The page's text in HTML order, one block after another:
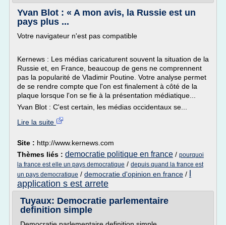
Yvan Blot : « A mon avis, la Russie est un
pays plus ...
Votre navigateur n'est pas compatible
Kernews : Les médias caricaturent souvent la situation de la
Russie et, en France, beaucoup de gens ne comprennent
pas la popularité de Vladimir Poutine. Votre analyse permet
de se rendre compte que l'on est finalement à côté de la
plaque lorsque l'on se fie à la présentation médiatique...
Yvan Blot : C'est certain, les médias occidentaux se...
Lire la suite
Site : http://www.kernews.com
Thèmes liés : democratie politique en france / pourquoi
la france est elle un pays democratique / depuis quand la france est
un pays democratique / democratie d'opinion en france /
application s est arrete
Tuyaux: Democratie parlementaire
definition simple